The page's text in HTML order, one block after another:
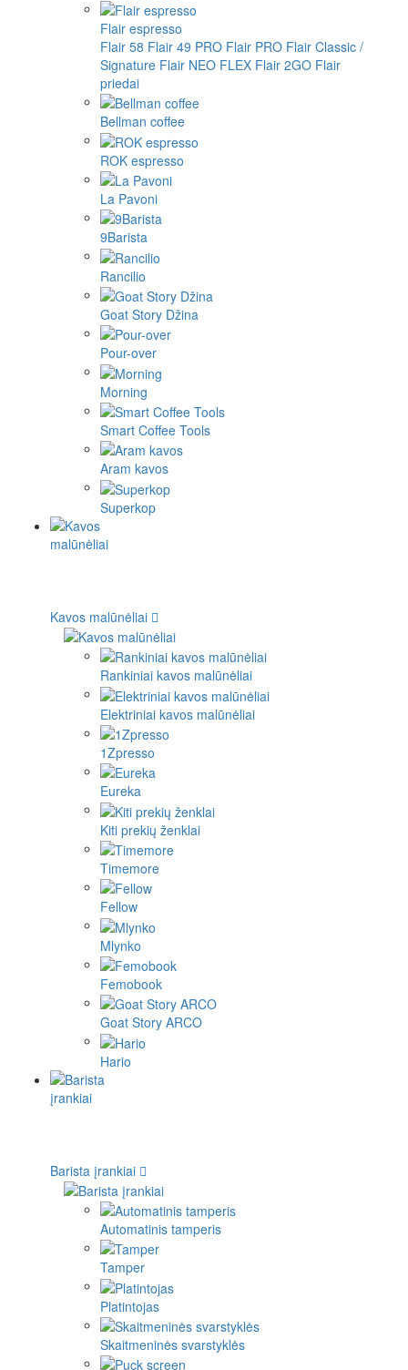
Flair espresso
Flair 58 Flair 49 PRO Flair PRO Flair Classic /
Signature Flair NEO FLEX Flair 2GO Flair
priedai
Bellman coffee
ROK espresso
La Pavoni
9Barista
Rancilio
Goat Story Džina
Pour-over
Morning
Smart Coffee Tools
Aram kavos
Superkop
Kavos malūnėliai
Rankiniai kavos malūnėliai
Elektriniai kavos malūnėliai
1Zpresso
Eureka
Kiti prekių ženklai
Timemore
Fellow
Mlynko
Femobook
Goat Story ARCO
Hario
Barista įrankiai
Automatinis tamperis
Tamper
Platintojas
Skaitmeninės svarstyklės